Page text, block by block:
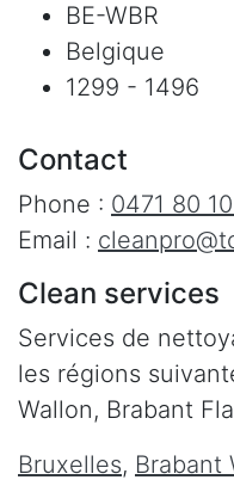
BE-WBR
Belgique
1299 - 1496
Contact
Phone : 0471 80
Email :
Clean services
Services de
les régions
Wallon, Brabant
Bruxelles, Brabant